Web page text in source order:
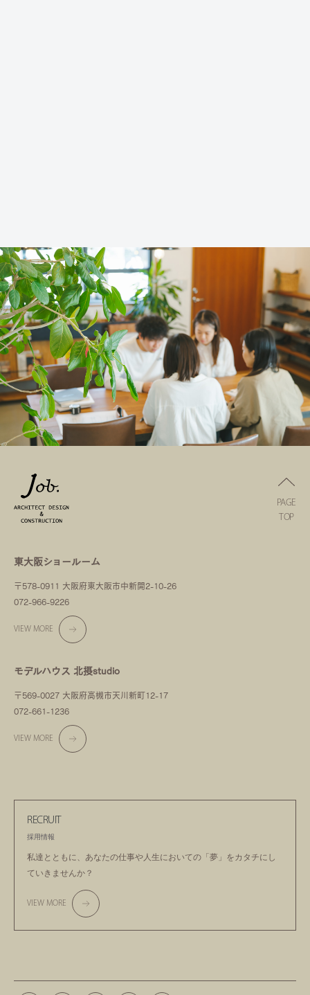
東大阪ショールーム
〒578-0911 大阪府東大阪市中新開2-10-26
072-966-9226
VIEW MORE
モデルハウス 北摂studio
〒569-0027 大阪府高槻市天川新町12-17
072-661-1236
VIEW MORE
RECRUIT
採用情報
私達とともに、あなたの仕事や人生においての 「夢」をカタチにし
ていきませんか？
VIEW MORE
PAGE
TOP